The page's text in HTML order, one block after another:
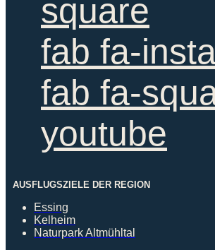
square
fab fa-
fab fa-
youtube
AUSFLUGSZIELE DER REGION
Essing
Kelheim
Naturpark Altmühltal